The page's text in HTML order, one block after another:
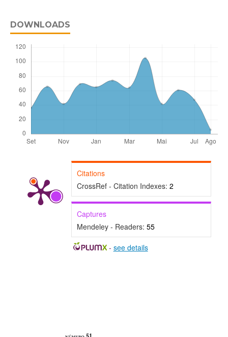
DOWNLOADS
Citations
CrossRef - Citation Indexes: 2
Captures
Mendeley - Readers: 55
- see details